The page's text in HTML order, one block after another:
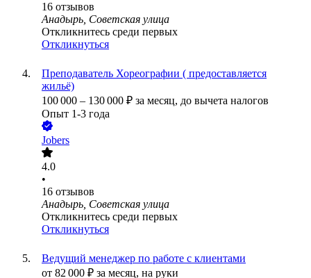
16 отзывов
Анадырь, Советская улица
Откликнитесь среди первых
Откликнуться
Преподаватель Хореографии ( предоставляется
жильё)
100 000 – 130 000 ₽ за месяц, до вычета налогов
Опыт 1-3 года
Jobers
4.0
•
16 отзывов
Анадырь, Советская улица
Откликнитесь среди первых
Откликнуться
Ведущий менеджер по работе с клиентами
от 82 000 ₽ за месяц, на руки